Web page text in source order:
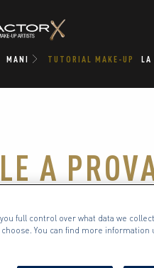
MANI TUTORIAL MAKE-UP LA
A
un make up
full control over what data we
You can find more information